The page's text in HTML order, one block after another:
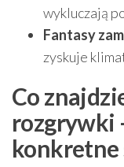
wykluczają
Fantasy
zyskuje
Co
rozgrywki
konkretne